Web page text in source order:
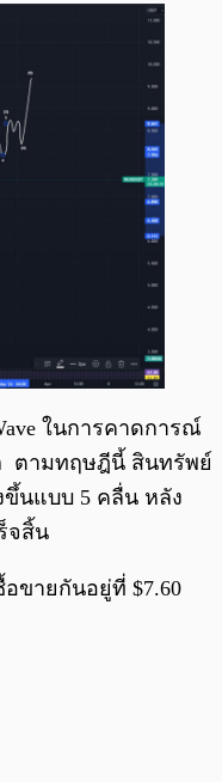
ในการคาดการณ์
ตามทฤษฎีนี้ สินทรัพย์
นแบบ 5 คลื่น หลัง
จสิ้น
ขายกันอยู่ที่ $7.60